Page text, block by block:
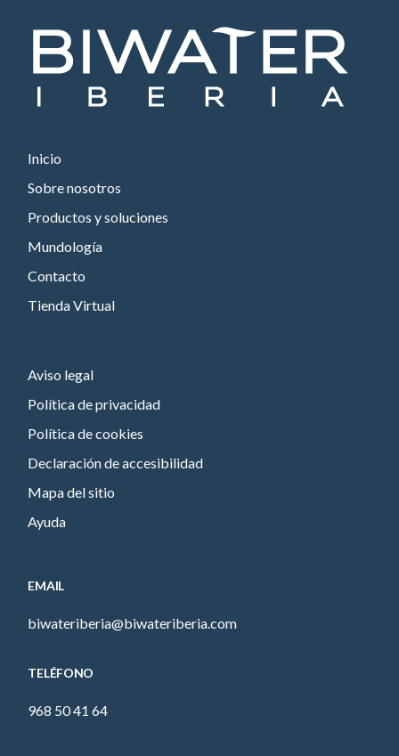
Inicio
Sobre nosotros
Productos y soluciones
Mundología
Contacto
Tienda Virtual
Aviso legal
Política de privacidad
Política de cookies
Declaración de accesibilidad
Mapa del sitio
Ayuda
EMAIL
biwateriberia@biwateriberia.com
TELÉFONO
968 50 41 64